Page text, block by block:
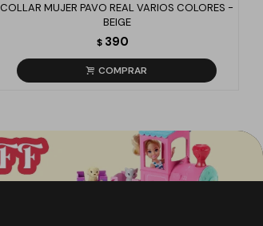
COLLAR MUJER PAVO REAL VARIOS COLORES -
BEIGE
$ 390